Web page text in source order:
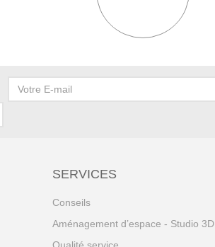
SERVICES
Conseils
Aménagement d’espace - Studio 3D